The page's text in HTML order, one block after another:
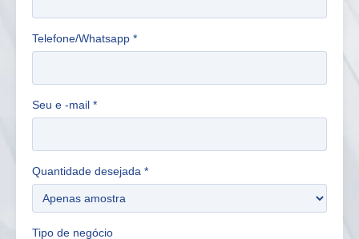
Telefone/Whatsapp *
Seu e -mail *
Quantidade desejada *
Tipo de negócio